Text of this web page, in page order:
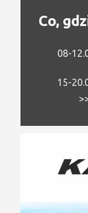
Co,
08-
15-